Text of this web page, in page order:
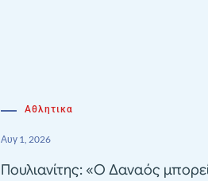
Αθλητικα
Αυγ 1, 2026
Πουλιανίτης: «Ο Δαναός